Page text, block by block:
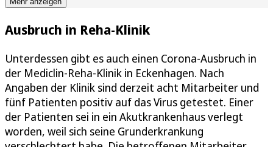
Ausbruch in Reha-Klinik
Unterdessen gibt es auch einen Corona-Ausbruch in
der Mediclin-Reha-Klinik in Eckenhagen. Nach
Angaben der Klinik sind derzeit acht Mitarbeiter und
fünf Patienten positiv auf das Virus getestet. Einer
der Patienten sei in ein Akutkrankenhaus verlegt
worden, weil sich seine Grunderkrankung